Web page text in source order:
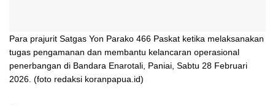
Para prajurit Satgas Yon Parako 466 Paskat ketika melaksanakan
tugas pengamanan dan membantu kelancaran operasional
penerbangan di Bandara Enarotali, Paniai, Sabtu 28 Februari
2026. (foto redaksi koranpapua.id)